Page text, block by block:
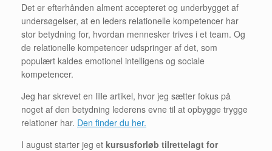
Det er efterhånden alment accepteret og underbygget af
undersøgelser, at en leders relationelle kompetencer har
stor betydning for, hvordan mennesker trives i et team. Og
de relationelle kompetencer udspringer af det, som
populært kaldes emotionel intelligens og sociale
kompetencer.
Jeg har skrevet en lille artikel, hvor jeg sætter fokus på
noget af den betydning lederens evne til at opbygge trygge
relationer har. Den finder du her.
I august starter jeg et kursusforløb tilrettelagt for